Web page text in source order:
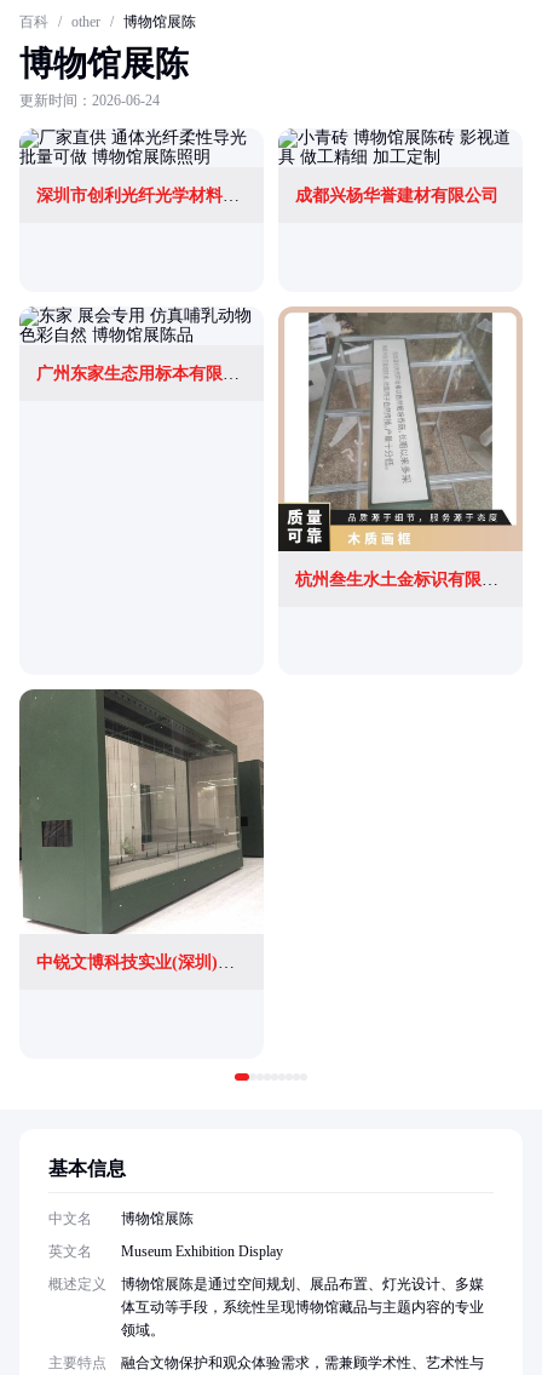
百科 / other / 博物馆展陈
博物馆展陈
更新时间：2026-06-24
深圳市创利光纤光学材料有限公司 成都兴杨华誉建材有限公司
中锐文博科技实业(深圳)有限公司
基本信息
中文名
博物馆展陈
英文名
Museum Exhibition Display
概述定义
博物馆展陈是通过空间规划、展品布置、灯光设计、多媒
体互动等手段，系统性呈现博物馆藏品与主题内容的专业
领域。
主要特点
融合文物保护和观众体验需求，需兼顾学术性、艺术性与